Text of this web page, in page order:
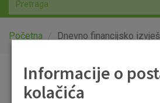
Agro
Mala poduzeća i obrtnici
Globalna tržišta
Početna Dnevno financijsko
Dnevno
Informacije o
kolačića